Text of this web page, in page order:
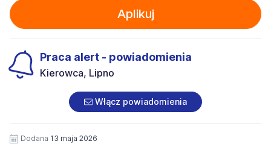
Aplikuj
Praca alert - powiadomienia
Kierowca, Lipno
Włącz powiadomienia
Dodana 13 maja 2026